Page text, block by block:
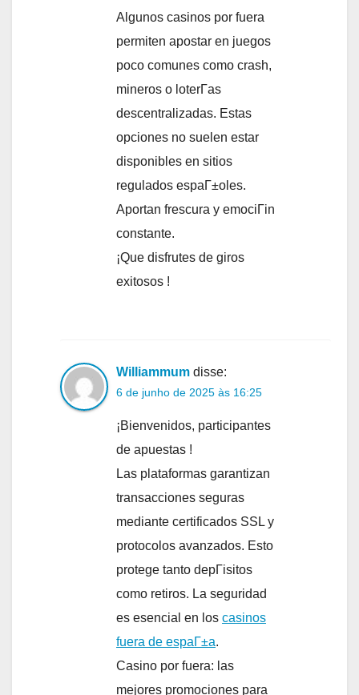
Algunos casinos por fuera
permiten apostar en juegos
poco comunes como crash,
mineros o loterГ­as
descentralizadas. Estas
opciones no suelen estar
disponibles en sitios
regulados espaГ±oles.
Aportan frescura y emociГіn
constante.
¡Que disfrutes de giros
exitosos !
Williammum disse:
6 de junho de 2025 às 16:25
¡Bienvenidos, participantes
de apuestas !
Las plataformas garantizan
transacciones seguras
mediante certificados SSL y
protocolos avanzados. Esto
protege tanto depГіsitos
como retiros. La seguridad
es esencial en los casinos
fuera de espaГ±a.
Casino por fuera: las
mejores promociones para